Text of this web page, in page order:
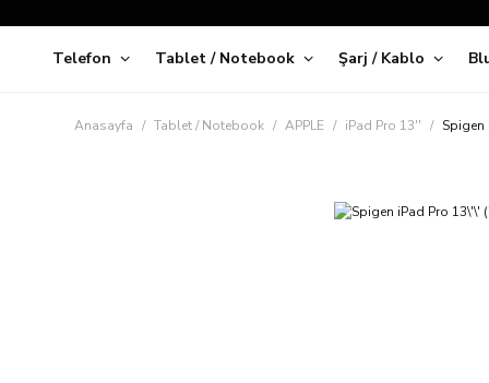
Telefon Tablet / Notebook Şarj / Kablo
Anasayfa Tablet / Notebook APPLE iPad Pro 13'' Spigen